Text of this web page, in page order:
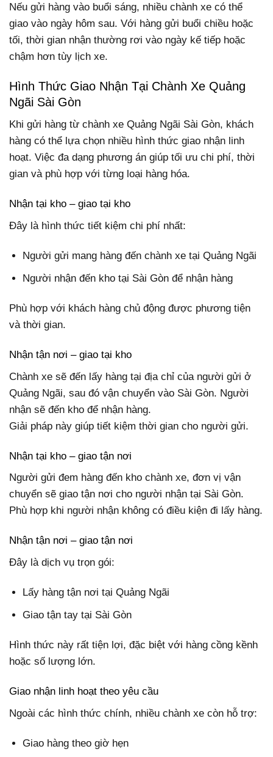
Nếu gửi hàng vào buổi sáng, nhiều chành xe có thể
giao vào ngày hôm sau. Với hàng gửi buổi chiều hoặc
tối, thời gian nhận thường rơi vào ngày kế tiếp hoặc
chậm hơn tùy lịch xe.
Hình Thức Giao Nhận Tại Chành Xe Quảng
Ngãi Sài Gòn
Khi gửi hàng từ chành xe Quảng Ngãi Sài Gòn, khách
hàng có thể lựa chọn nhiều hình thức giao nhận linh
hoạt. Việc đa dạng phương án giúp tối ưu chi phí, thời
gian và phù hợp với từng loại hàng hóa.
Nhận tại kho – giao tại kho
Đây là hình thức tiết kiệm chi phí nhất:
Người gửi mang hàng đến chành xe tại Quảng Ngãi
Người nhận đến kho tại Sài Gòn để nhận hàng
Phù hợp với khách hàng chủ động được phương tiện
và thời gian.
Nhận tận nơi – giao tại kho
Chành xe sẽ đến lấy hàng tại địa chỉ của người gửi ở
Quảng Ngãi, sau đó vận chuyển vào Sài Gòn. Người
nhận sẽ đến kho để nhận hàng.
Giải pháp này giúp tiết kiệm thời gian cho người gửi.
Nhận tại kho – giao tận nơi
Người gửi đem hàng đến kho chành xe, đơn vị vận
chuyển sẽ giao tận nơi cho người nhận tại Sài Gòn.
Phù hợp khi người nhận không có điều kiện đi lấy hàng.
Nhận tận nơi – giao tận nơi
Đây là dịch vụ trọn gói:
Lấy hàng tận nơi tại Quảng Ngãi
Giao tận tay tại Sài Gòn
Hình thức này rất tiện lợi, đặc biệt với hàng cồng kềnh
hoặc số lượng lớn.
Giao nhận linh hoạt theo yêu cầu
Ngoài các hình thức chính, nhiều chành xe còn hỗ trợ:
Giao hàng theo giờ hẹn